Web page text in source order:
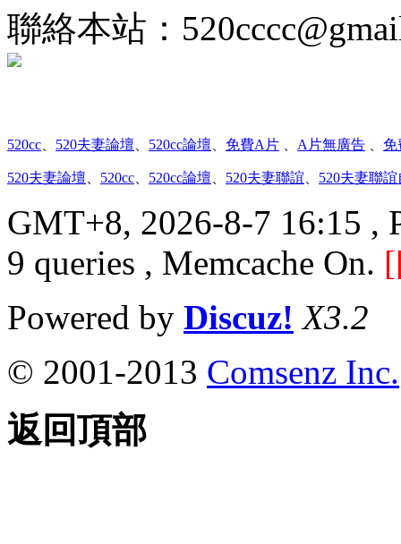
聯絡本站：
520cc 520夫妻論壇 520cc論壇 免費A片 A片無廣告 免
520夫妻論壇 520cc 520cc論壇 520夫妻聯誼 520夫妻聯
GMT+8, 2026-8-7 16:15 ,
9 queries , Memcache On.
Powered by Discuz! X3.2
© 2001-2013 Comsenz Inc.
返回頂部